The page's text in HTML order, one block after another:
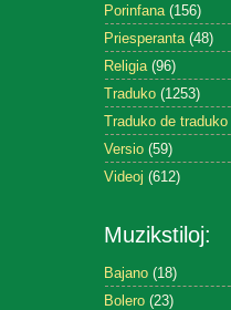
Porinfana (156)
Priesperanta (48)
Religia (96)
Traduko (1253)
Traduko de traduko
Versio (59)
Videoj (612)
Muzikstiloj:
Bajano (18)
Bolero (23)